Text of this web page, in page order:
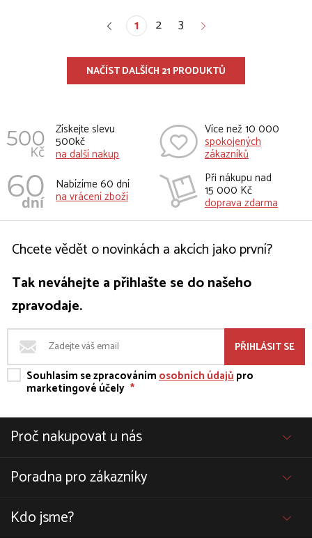
1 2 3
NAČÍST DALŠÍCH 21 PRODUKTŮ
Získejte slevu
500kč
na další nakup
Více než 10 000
spokojených
zákazníků
Nabízíme 60 dní
na vrácení zboží
Při nákupu nad
15 000 Kč
doprava zdarma
Chcete vědět o novinkách a akcích jako první?
Tak neváhejte a přihlašte se do našeho
zpravodaje.
PŘIHLÁSIT SE
Souhlasím se zpracovánímosobních údajůpro
marketingové účely *
Proč nakupovat u nás
Poradna pro zákazníky
Kdo jsme?